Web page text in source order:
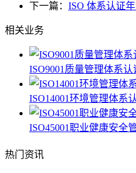
下一篇： ISO 体系认证
相关业务
ISO9001质量管理体系认
ISO14001环境管理体系
ISO45001职业健康安全
热门资讯